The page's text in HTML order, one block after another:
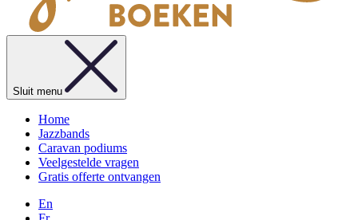
Sluit menu
Home
Jazzbands
Caravan podiums
Veelgestelde vragen
Gratis offerte ontvangen
En